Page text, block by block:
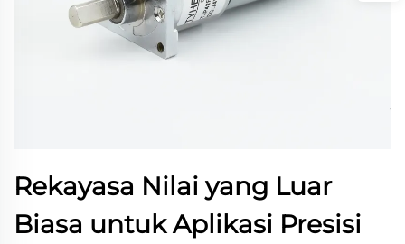
Rekayasa Nilai yang Luar
Biasa untuk Aplikasi Presisi